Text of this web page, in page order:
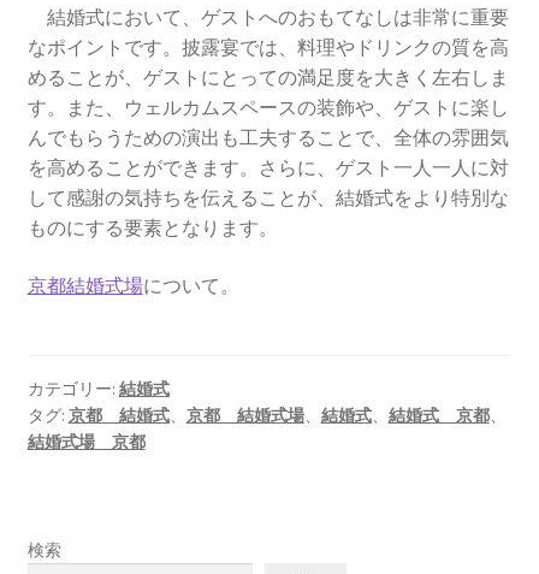
結婚式において、ゲストへのおもてなしは非常に重要
なポイントです。披露宴では、料理やドリンクの質を高
めることが、ゲストにとっての満足度を大きく左右しま
す。また、ウェルカムスペースの装飾や、ゲストに楽し
んでもらうための演出も工夫することで、全体の雰囲気
を高めることができます。さらに、ゲスト一人一人に対
して感謝の気持ちを伝えることが、結婚式をより特別な
ものにする要素となります。
京都結婚式場について。
カテゴリー: 結婚式
タグ: 京都 結婚式、 京都 結婚式場、 結婚式、 結婚式 京都、
結婚式場 京都
検索